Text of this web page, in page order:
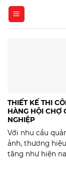
Skip
content
THIẾT KẾ THI
HÀNG HỘI CHỢ
NGHIỆP
Với nhu cầu
ảnh, thương
tăng như hiện